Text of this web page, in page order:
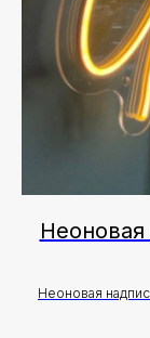
Неоновая